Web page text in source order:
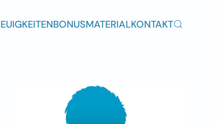
BONUSMATERIALKONTAKT